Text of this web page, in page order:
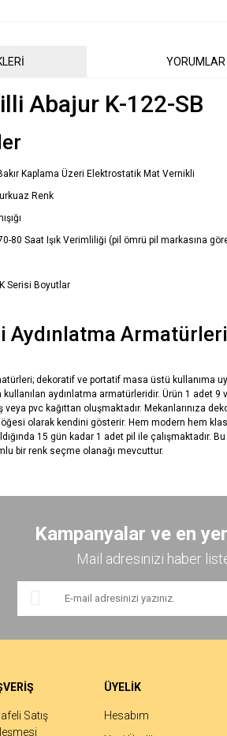
YORUMLAR
Abajur K-122-SB
Kaplama Üzeri Elektrostatik Mat Vernikli
Renk
80 Saat Işık Verimliliği (pil ömrü pil markasına
Aydınlatma Armatürleri
dekoratif ve portatif masa üstü kullanıma
aydınlatma armatürleridir. Ürün 1 adet
pvc kağıttan oluşmaktadır. Mekanlarınıza
olarak kendini gösterir. Hem modern hem
15 gün kadar 1 adet pil ile çalışmaktadır.
bir renk seçme olanağı mevcuttur.
veya görüntülenemiyor.
bilgiler bulunuyor.
Kampanyalar ve en
Mail adresinizi haber
Satış
ÜYELİK
Hesabım